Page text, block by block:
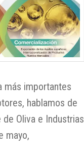
más importantes
hablamos de
Oliva e Industrias
mayo,